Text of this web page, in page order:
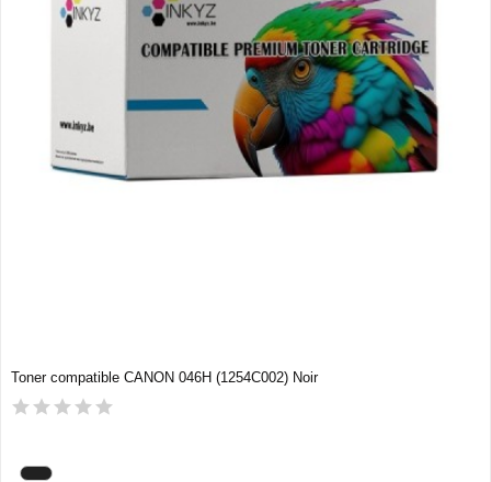
Toner compatible CANON 046H (1254C002) Noir